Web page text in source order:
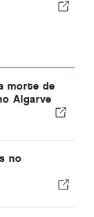
morte de
Algarve
no